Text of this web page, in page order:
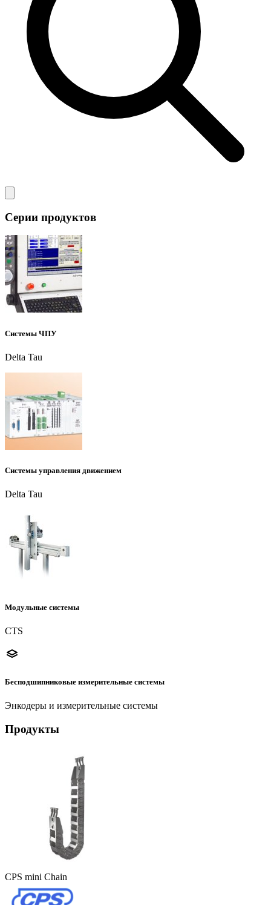
Серии продуктов
Системы ЧПУ
Delta Tau
Системы управления движением
Delta Tau
Модульные системы
CTS
Бесподшипниковые измерительные системы
Энкодеры и измерительные системы
Продукты
CPS mini Chain